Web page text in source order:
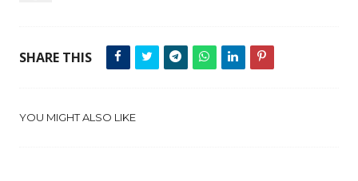
SHARE THIS
YOU MIGHT ALSO LIKE